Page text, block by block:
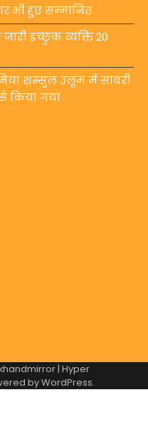
भी हुए सम्मानित
इच्छुक व्यक्ति 20
शम्सुल उलूम में साबरी
किया गया
| Hyper
byWordPress.